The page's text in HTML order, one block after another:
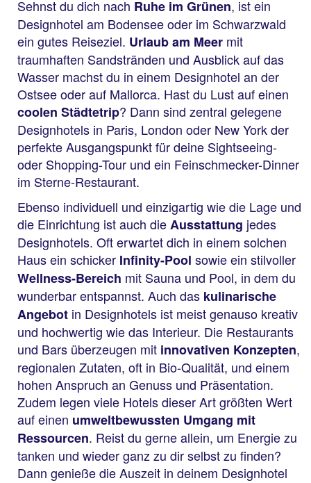
Sehnst du dich nach Ruhe im Grünen, ist ein
Designhotel am Bodensee oder im Schwarzwald
ein gutes Reiseziel. Urlaub am Meer mit
traumhaften Sandstränden und Ausblick auf das
Wasser machst du in einem Designhotel an der
Ostsee oder auf Mallorca. Hast du Lust auf einen
coolen Städtetrip? Dann sind zentral gelegene
Designhotels in Paris, London oder New York der
perfekte Ausgangspunkt für deine Sightseeing-
oder Shopping-Tour und ein Feinschmecker-Dinner
im Sterne-Restaurant.
Ebenso individuell und einzigartig wie die Lage und
die Einrichtung ist auch dieAusstattung jedes
Designhotels. Oft erwartet dich in einem solchen
Haus ein schicker Infinity-Pool sowie ein stilvoller
Wellness-Bereich mit Sauna und Pool, in dem du
wunderbar entspannst. Auch das kulinarische
Angebot in Designhotels ist meist genauso kreativ
und hochwertig wie das Interieur. Die Restaurants
und Bars überzeugen mit innovativen Konzepten,
regionalen Zutaten, oft in Bio-Qualität, und einem
hohen Anspruch an Genuss und Präsentation.
Zudem legen viele Hotels dieser Art größten Wert
auf einen umweltbewussten Umgang mit
Ressourcen. Reist du gerne allein, um Energie zu
tanken und wieder ganz zu dir selbst zu finden?
Dann genieße die Auszeit in deinem Designhotel